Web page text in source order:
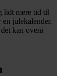
lidt mere tid til
julekalender.
kan oveni